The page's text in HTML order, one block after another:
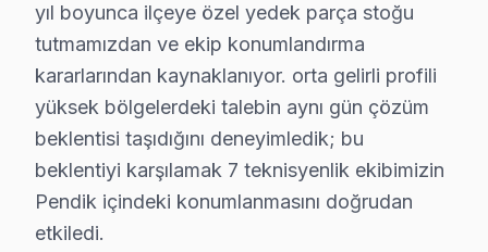
Velibaba'da Hisense TV Servisi
Velibaba Mahallesi, çeşitlilik gösteren konut tipleriyle
Yayalar'da Hisense TV Servisi
Yayalar Mahallesi, çeşitli aile yapılarıyla dikkat
Yeni'de Hisense TV Servisi
Yeni Mahallesi, genellikle modern konut projeleriyle
yıl boyunca ilçeye özel yedek parça stoğu
tutmamızdan ve ekip konumlandırma
kararlarından kaynaklanıyor. orta gelirli profili
yüksek bölgelerdeki talebin aynı gün çözüm
beklentisi taşıdığını deneyimledik; bu
beklentiyi karşılamak 7 teknisyenlik ekibimizin
Pendik içindeki konumlanmasını doğrudan
etkiledi.